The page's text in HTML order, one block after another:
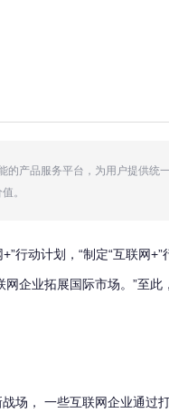
的产品服务平台，为用户提供统
。
动计划，“制定“互联网+”
企业拓展国际市场。”至此
场， 一些互联网企业通过